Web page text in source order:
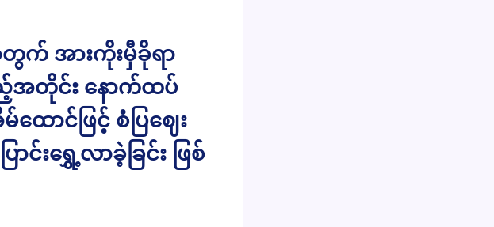
က် အားကိုးမှီခိုရာ
တိုင်း နောက်ထပ်
ောင်ဖြင့် စံပြဈေး
းရွှေ့လာခဲ့ခြင်း ဖြစ်